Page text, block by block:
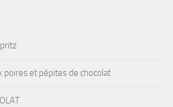
poires et pépites de chocolat